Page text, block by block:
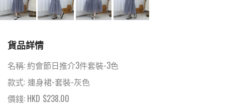
貨品詳情
名稱:約會節日推介3件套裝-3色
款式: 連身裙-套裝-灰色
價錢: HKD $238.00